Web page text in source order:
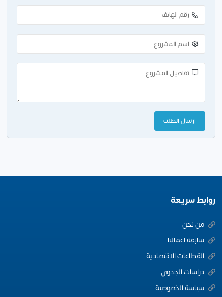
روابط سريعة
من نحن
سابقة اعمالنا
القطاعات الاقتصادية
دراسات الجدوي
سياسة الخصوصية